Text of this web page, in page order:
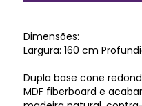
Dimensões:
Largura: 160 cm
Dupla base cone
MDF fiberboard e